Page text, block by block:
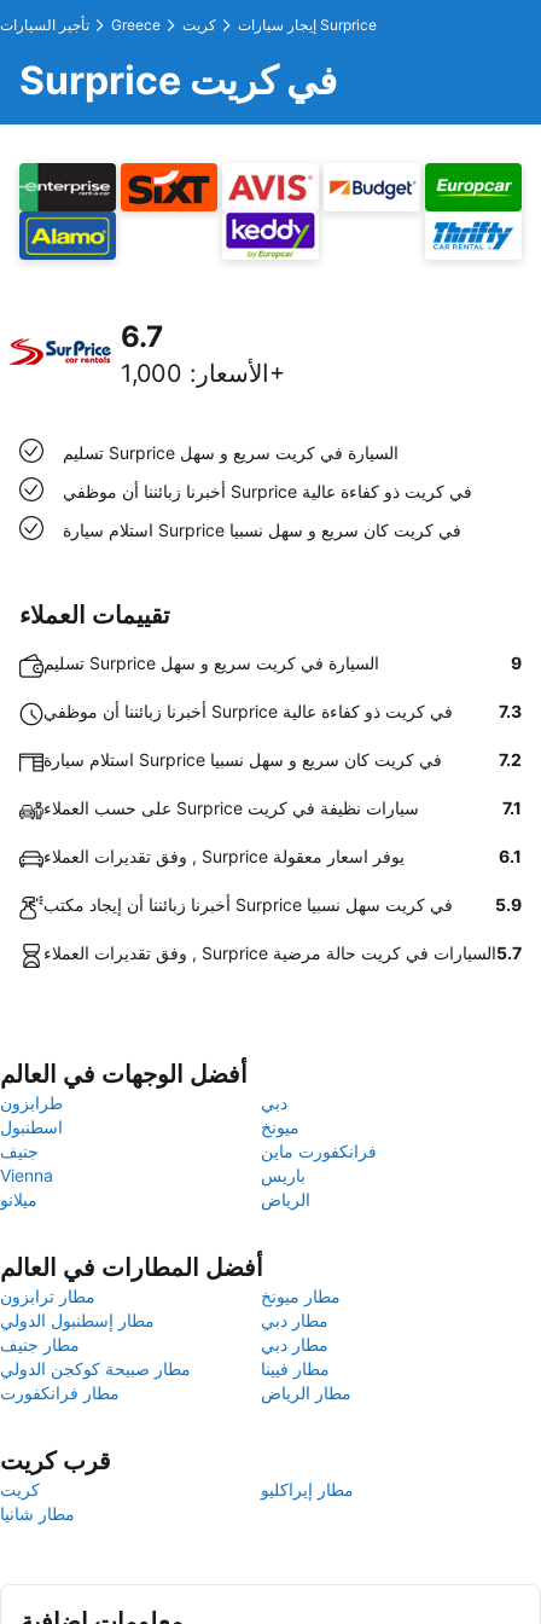
تأجير السيارات Greece كريت إيجار سيارات Surprice
Surprice في كريت
6.7
الأسعار : 1,000+
تسليم Surprice السيارة في كريت سريع و سهل
أخبرنا زبائننا أن موظفي Surprice في كريت ذو كفاءة عالية
استلام سيارة Surprice في كريت كان سريع و سهل نسبيا
تقييمات العملاء
تسليم Surprice السيارة في كريت سريع و سهل 9
أخبرنا زبائننا أن موظفي Surprice في كريت ذو كفاءة عالية 7.3
استلام سيارة Surprice في كريت كان سريع و سهل نسبيا 7.2
على حسب العملاء Surprice سيارات نظيفة في كريت 7.1
وفق تقديرات العملاء , Surprice يوفر اسعار معقولة 6.1
أخبرنا زبائننا أن إيجاد مكتب Surprice في كريت سهل نسبيا 5.9
وفق تقديرات العملاء , Surprice السيارات في كريت حالة مرضية5.7
أفضل الوجهات في العالم
طرابزون
دبي
اسطنبول
ميونخ
جنيف
فرانكفورت ماين
Vienna
باريس
ميلانو
الرياض
أفضل المطارات في العالم
مطار ترابزون
مطار ميونخ
مطار إسطنبول الدولي
مطار دبي
مطار جنيف
مطار دبي
مطار صبيحة كوكجن الدولي
مطار فيينا
مطار فرانكفورت
مطار الرياض
قرب كريت
كريت
مطار إيراكليو
مطار شانيا